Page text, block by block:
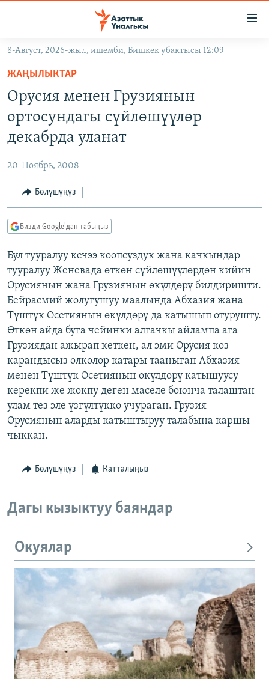
Навигацияга
өтүңүз
Издөөгө
салыңызКЫРГЫЗСТАН
САЯСАТ
МАДАНИЯТ
ДҮЙНӨ
ДҮЙНӨ
УКРАИНА
ТВ ПРОГРАММАЛАР
БҮГҮН АЗАТТЫКТА
ДАНИСТЕ
АЗАТТЫК+
ЫҢГАЙСЫЗ СУРООЛОР
ПОДКАСТ
ОНЛАЙН ШЕРИНЕ
ЭЕ/АРнун бардык сайттары
8-Август, 2026-жыл, ишемби, Бишкек убактысы 12:09
ЖАҢЫЛЫКТАР
Орусия менен Грузиянын
ортосундагы сүйлөшүүлөр
декабрда уланат
20-Ноябрь, 2008
Бөлүшүңүз
Бизди Google'дан табыңыз
Бул тууралуу кечээ коопсуздук жана качкындар
тууралуу Женевада өткөн сүйлөшүүлөрдөн кийин
Орусиянын жана Грузиянын өкүлдөрү билдиришти.
Бейрасмий жолугушуу маалында Абхазия жана
Түштүк Осетиянын өкүлдөрү да катышып отурушту.
Өткөн айда буга чейинки алгачкы айлампа ага
Грузиядан ажырап кеткен, ал эми Орусия көз
карандысыз өлкөлөр катары тааныган Абхазия
менен Түштүк Осетиянын өкүлдөрү катышуусу
керекпи же жокпу деген маселе боюнча талаштан
улам тез эле үзгүлтүккө учураган. Грузия
Орусиянын аларды катыштыруу талабына каршы
чыккан.
Бөлүшүңүз Катталыңыз
Дагы кызыктуу баяндар
Окуялар